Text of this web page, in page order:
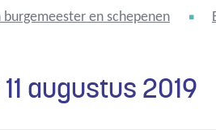
burgemeester en schepenen
augustus 2019